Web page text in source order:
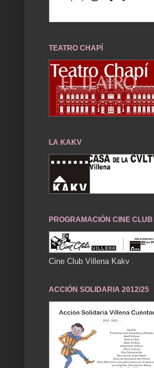
TEATRO CHAPÍ
LA KAKV
PROGRAMACIÓN CINE CLUB
Cine Club Villena Kakv
ACCIÓN SOLIDARIA 2012/25